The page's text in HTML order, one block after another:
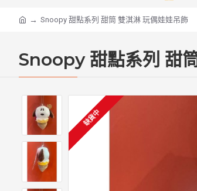
Snoopy 甜點系列 甜筒 雙淇淋 玩偶娃娃吊飾
Snoopy 甜點系列 甜
缺貨中